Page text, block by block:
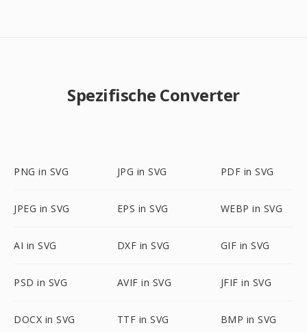
Spezifische Converter
PNG in SVG JPG in SVG PDF in SVG
JPEG in SVG EPS in SVG WEBP in SVG
AI in SVG DXF in SVG GIF in SVG
PSD in SVG AVIF in SVG JFIF in SVG
DOCX in SVG TTF in SVG BMP in SVG